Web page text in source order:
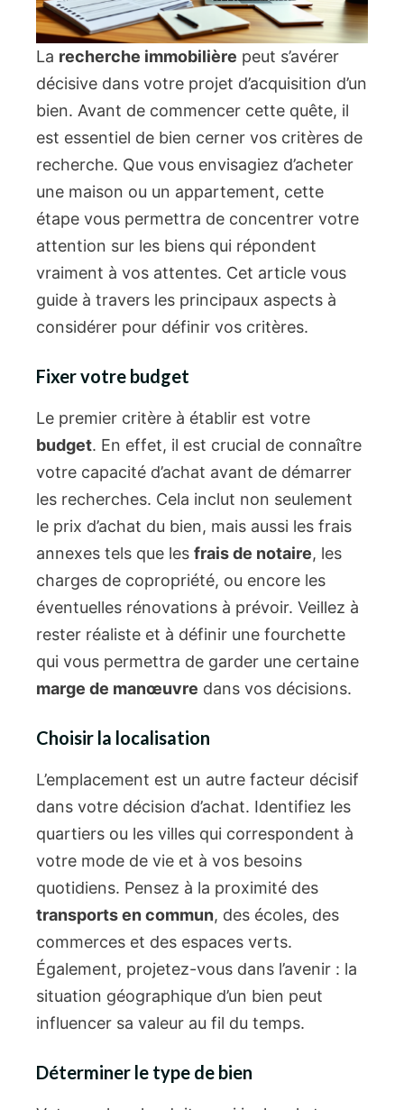
La recherche immobilière peut s’avérer
décisive dans votre projet d’acquisition d’un
bien. Avant de commencer cette quête, il
est essentiel de bien cerner vos critères de
recherche. Que vous envisagiez d’acheter
une maison ou un appartement, cette
étape vous permettra de concentrer votre
attention sur les biens qui répondent
vraiment à vos attentes. Cet article vous
guide à travers les principaux aspects à
considérer pour définir vos critères.
Fixer votre budget
Le premier critère à établir est votre
budget. En effet, il est crucial de connaître
votre capacité d’achat avant de démarrer
les recherches. Cela inclut non seulement
le prix d’achat du bien, mais aussi les frais
annexes tels que les frais de notaire, les
charges de copropriété, ou encore les
éventuelles rénovations à prévoir. Veillez à
rester réaliste et à définir une fourchette
qui vous permettra de garder une certaine
marge de manœuvre dans vos décisions.
Choisir la localisation
L’emplacement est un autre facteur décisif
dans votre décision d’achat. Identifiez les
quartiers ou les villes qui correspondent à
votre mode de vie et à vos besoins
quotidiens. Pensez à la proximité des
transports en commun, des écoles, des
commerces et des espaces verts.
Également, projetez-vous dans l’avenir : la
situation géographique d’un bien peut
influencer sa valeur au fil du temps.
Déterminer le type de bien